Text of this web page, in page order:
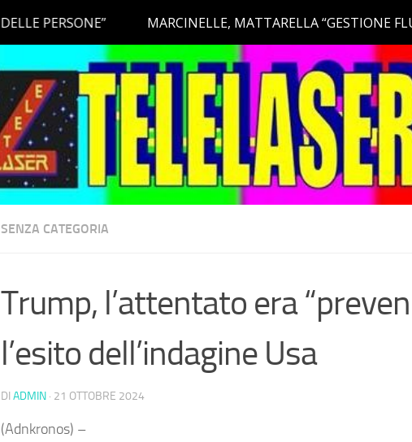
SENZA CATEGORIA
Trump, l’attentato era
l’esito dell’indagine Usa
DI ADMIN · 21 OTTOBRE 2024
(Adnkronos) –